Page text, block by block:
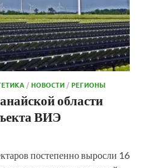
/НОВОСТИ/РЕГИОНЫ
области
ВИЭ
постепенно выросли 16